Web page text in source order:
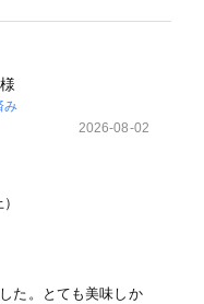
み
2026-08-02
た。とても美味しか